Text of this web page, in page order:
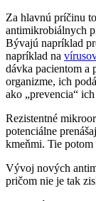
Za hlavnú príčinu
antimikrobiálnych
Bývajú napríklad
napríklad na
dávka pacientom a
organizme, ich
ako „prevencia“
Rezistentné
potenciálne
kmeňmi. Tie
Vývoj nových
pričom nie je tak